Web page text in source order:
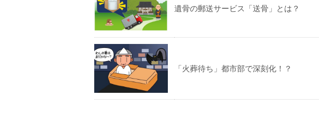
遺骨の郵送サービス「送骨」とは？
「火葬待ち」都市部で深刻化！？